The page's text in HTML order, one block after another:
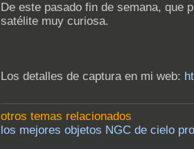
De este pasado fin de semana, que
satélite muy curiosa.
Los detalles de captura en mi web:
otros temas relacionados
los mejores objetos NGC de cielo